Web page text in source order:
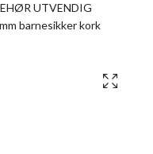
UTVENDIG
barnesikker kork